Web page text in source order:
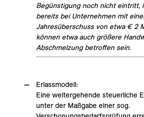
Begünstigung noch nicht eintritt,
bereits bei Unternehmen mit
Jahresüberschuss von etwa € 2
können etwa auch größere
Abschmelzung betroffen sein.
Erlassmodell:
Eine weitergehende steuerliche
unter der Maßgabe einer sog.